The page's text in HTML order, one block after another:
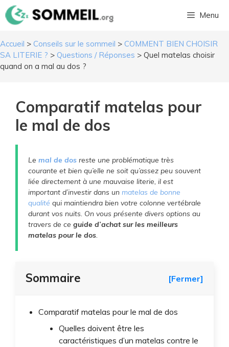
Aller
au
Menu
Accueil > Conseils sur le sommeil > COMMENT BIEN CHOISIR
SA LITERIE ? > Questions / Réponses > Quel matelas choisir
quand on a mal au dos ?
Comparatif matelas pour
le mal de dos
Le mal de dos reste une problématique très
courante et bien qu’elle ne soit qu’assez peu souvent
liée directement à une mauvaise literie, il est
important d’investir dans un matelas de bonne
qualité qui maintiendra bien votre colonne vertébrale
durant vos nuits. On vous présente divers options au
travers de ce guide d’achat sur les meilleurs
matelas pour le dos.
Sommaire [Fermer]
Comparatif matelas pour le mal de dos
Quelles doivent être les
caractéristiques d’un matelas contre le